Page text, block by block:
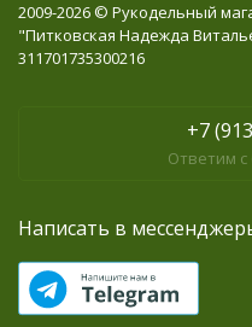
2009-2026 © Рукодельный
"Питковская Надежда
311701735300216
+7
Ответим с
Написать в